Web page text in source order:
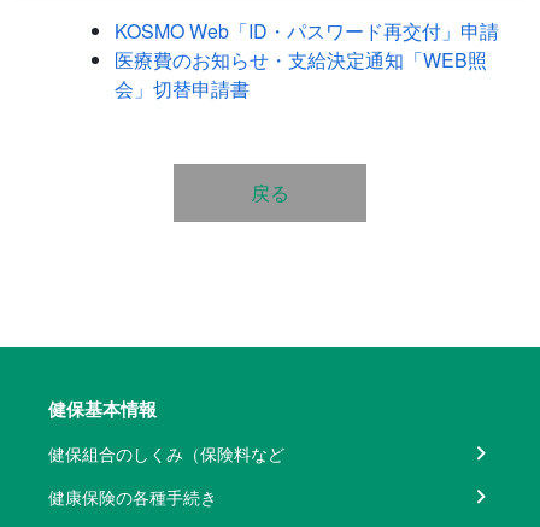
KOSMO Web「ID・パスワード再交付」申請
医療費のお知らせ・支給決定通知「WEB照
会」切替申請書
戻る
健保基本情報
健保組合のしくみ（保険料など
健康保険の各種手続き